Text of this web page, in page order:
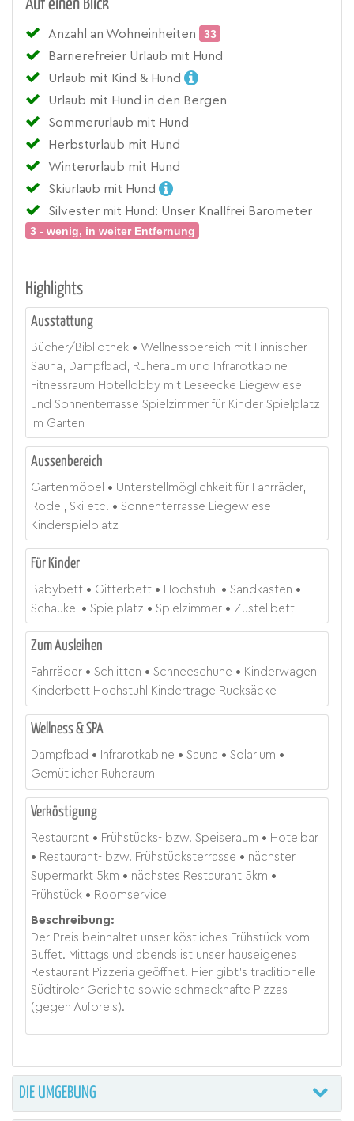
Auf einen Blick
Anzahl an Wohneinheiten
33
Barrierefreier Urlaub mit Hund
Urlaub mit Kind & Hund
Urlaub mit Hund in den Bergen
Sommerurlaub mit Hund
Herbsturlaub mit Hund
Winterurlaub mit Hund
Skiurlaub mit Hund
Silvester mit Hund: Unser Knallfrei Barometer
3 - wenig, in weiter Entfernung
Highlights
Ausstattung
Bücher/Bibliothek
Wellnessbereich mit Finnischer
Sauna, Dampfbad, Ruheraum und Infrarotkabine
Fitnessraum Hotellobby mit Leseecke Liegewiese
und Sonnenterrasse Spielzimmer für Kinder Spielplatz
im Garten
Aussenbereich
Gartenmöbel
Unterstellmöglichkeit für Fahrräder,
Rodel, Ski etc.
Sonnenterrasse Liegewiese
Kinderspielplatz
Für Kinder
Babybett Gitterbett Hochstuhl
Sandkasten
Schaukel
Spielplatz Spielzimmer Zustellbett
Zum Ausleihen
Fahrräder Schlitten Schneeschuhe
Kinderwagen
Kinderbett Hochstuhl Kindertrage Rucksäcke
Wellness & SPA
Dampfbad Infrarotkabine Sauna
Solarium
Gemütlicher Ruheraum
Verköstigung
Restaurant Frühstücks- bzw. Speiseraum
Hotelbar
Restaurant- bzw. Frühstücksterrasse
nächster
Supermarkt 5 km nächstes Restaurant 5 km
Frühstück
Roomservice
Beschreibung:
Der Preis beinhaltet unser köstliches Frühstück vom
Buffet. Mittags und abends ist unser hauseigenes
Restaurant Pizzeria geöffnet. Hier gibt's traditionelle
Südtiroler Gerichte sowie schmackhafte Pizzas
(gegen Aufpreis).
DIE UMGEBUNG